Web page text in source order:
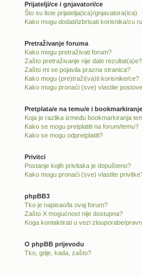
Prijatelji/ce i gnjavatori/ce
Što su liste prijatelja(ica)/gnjavatora(ica)
Kako mogu dodati/izbrisati korisnika/cu
Pretraživanje foruma
Kako mogu pretraživati forum?
Zašto pretraživanje nije dalo rezultat(a)e?
Zašto mi se pojavila prazna stranica?
Kako mogu (pre)traži(va)ti korisnike/ce?
Kako mogu pronaći (sve) vlastite
Pretplata/e na temu/e i
Koja je razlika između bookmarkiranja
Kako se mogu pretplatiti na forum/temu?
Kako se mogu odpretplatiti?
Privitci
Postanje kojih privitaka je dopušteno?
Kako mogu pronaći (sve) vlastite
phpBB3
Tko je napisao/la ovaj forum?
Zašto X mogućnost nije dostupna?
Koga kontaktirati u vezi zlouporabe/
O phpBB prijevodu
Tko, gdje, kada, zašto?